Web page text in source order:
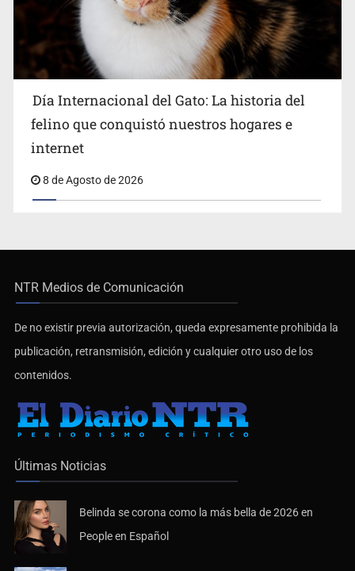
Día Internacional del Gato: La historia del
felino que conquistó nuestros hogares e
internet
8 de Agosto de 2026
NTR Medios de Comunicación
De no existir previa autorización, queda expresamente prohibida la
publicación, retransmisión, edición y cualquier otro uso de los
contenidos.
Últimas Noticias
Belinda se corona como la más bella de 2026 en
People en Español